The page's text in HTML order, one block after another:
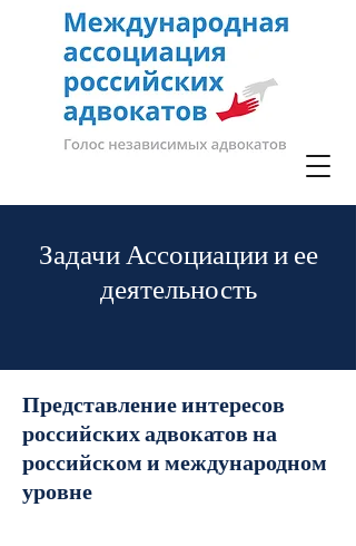
Задачи Ассоциации и ее
деятельность
Представление интересов
российских адвокатов на
российском и международном
уровне